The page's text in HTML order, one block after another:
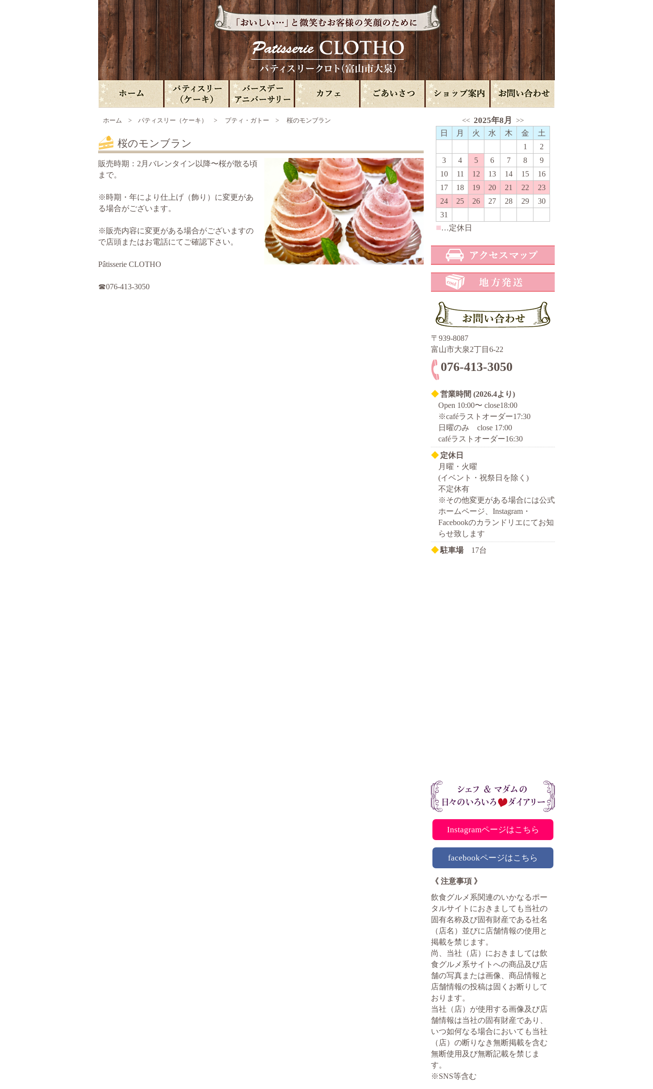
ホーム > パティスリー（ケーキ） > プティ・ガトー > 桜のモンブラン
桜のモンブラン
販売時期：2月バレンタイン以降〜桜が散る頃
まで。
※時期・年により仕上げ（飾り）に変更があ
る場合がございます。
※販売内容に変更がある場合がございますの
で店頭またはお電話にてご確認下さい。
Pâtisserie CLOTHO
☎︎076-413-3050
<< 2025年8月 >>
日
月 火 水 木 金
土
1
2
3
4 5 6 7 8
9
10
11 12 13 14 15
16
17
18 19 20 21 22
23
24
25 26 27 28 29
30
31
■…定休日
〒939-8087
富山市大泉2丁目6-22
076-413-3050
◆営業時間 (2026.4より)
Open 10:00〜 close18:00
※caféラストオーダー17:30
日曜のみ close 17:00
caféラストオーダー16:30
◆ 定休日
月曜・火曜
(イベント・祝祭日を除く)
不定休有
※その他変更がある場合には公式
ホームページ、Instagram・
Facebookのカランドリエにてお知
らせ致します
◆駐車場 17台
Instagramページはこちら
facebookページはこちら
《 注意事項 》
飲食グルメ系関連のいかなるポー
タルサイトにおきましても当社の
固有名称及び固有財産である社名
（店名）並びに店舗情報の使用と
掲載を禁じます。
尚、当社（店）におきましては飲
食グルメ系サイトへの商品及び店
舗の写真または画像、商品情報と
店舗情報の投稿は固くお断りして
おります。
当社（店）が使用する画像及び店
舗情報は当社の固有財産であり、
いつ如何なる場合においても当社
（店）の断りなき無断掲載を含む
無断使用及び無断記載を禁じま
す。
※SNS等含む